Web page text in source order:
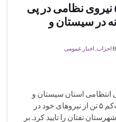
کشته شدن ۵ نیروی نظامی در پی
در سیستان و
احزاب اخبار عمومی
انتظامی استان سیستان و
بلوچستان، کشته شدن دست‌کم ۵ تن از نیروهای خود در
تفتان را تایید کرد. بر